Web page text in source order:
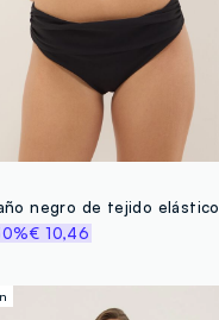
negro de tejido elástico
€ 10,46